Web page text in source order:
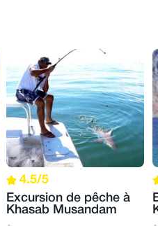
4.5/5
Excursion de pêche à
Khasab Musandam